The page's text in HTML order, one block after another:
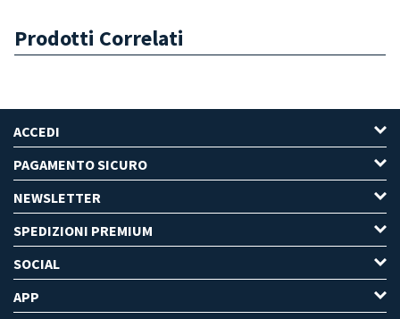
Prodotti Correlati
ACCEDI
PAGAMENTO SICURO
NEWSLETTER
SPEDIZIONI PREMIUM
SOCIAL
APP